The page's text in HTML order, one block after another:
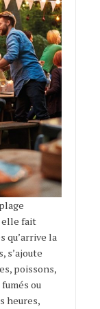
elle fait
qu’arrive la
s’ajoute
poissons,
ou
heures,